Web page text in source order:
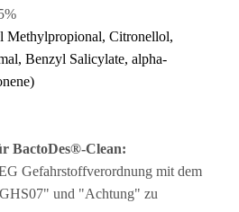
Methylpropional, Citronellol,
Benzyl Salicylate, alpha-
BactoDes®-Clean:
Gefahrstoffverordnung mit dem
und "Achtung" zu